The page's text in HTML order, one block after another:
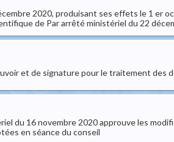
2020, produisant ses effets le 1 er
de Par arrêté ministériel du 22
et de signature pour le traitement des
du 16 novembre 2020 approuve les
en séance du conseil